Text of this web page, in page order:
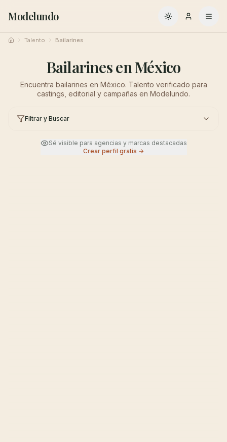
Modelundo Cambiar a oscuro
Inicio Talento Bailarines
Bailarines en México
Encuentra bailarines en México. Talento verificado para
castings, editorial y campañas en Modelundo.
Filtrar y Buscar
Sé visible para agencias y marcas destacadas
Crear perfil gratis →